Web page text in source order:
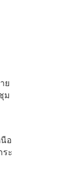
ย
ม
อ
ระ